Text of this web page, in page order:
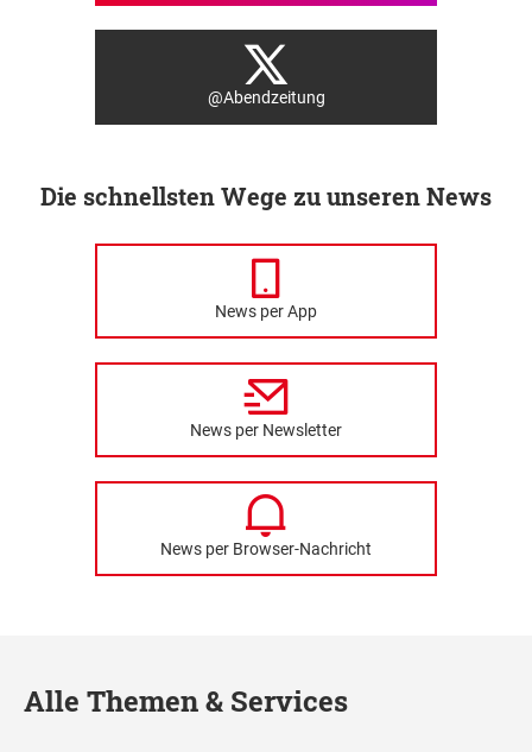
@Abendzeitung
Die schnellsten Wege zu unseren News
News per App
News per Newsletter
News per Browser-Nachricht
Alle Themen & Services